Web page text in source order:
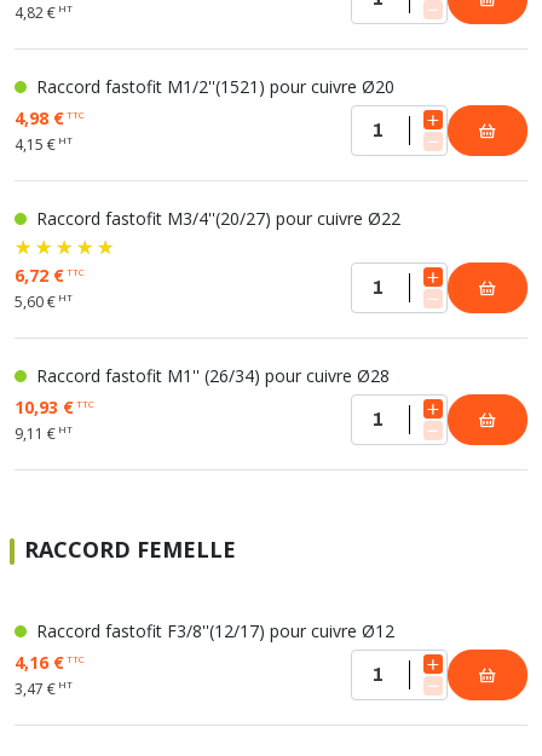
4,82 € HT
Raccord fastofit M1/2''(1521) pour cuivre Ø20
4,98 €TTC
4,15 € HT
Raccord fastofit M3/4''(20/27) pour cuivre Ø22
6,72 €TTC
5,60 € HT
Raccord fastofit M1'' (26/34) pour cuivre Ø28
10,93 €TTC
9,11 € HT
RACCORD FEMELLE
Raccord fastofit F3/8''(12/17) pour cuivre Ø12
4,16 €TTC
3,47 € HT